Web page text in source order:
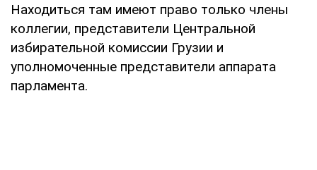
Находиться там имеют право только члены
коллегии, представители Центральной
избирательной комиссии Грузии и
уполномоченные представители аппарата
парламента.